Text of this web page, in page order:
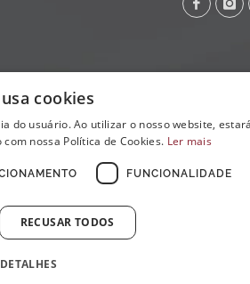
cookies
do usuário. Ao utilizar o nosso website,
nossa Política de Cookies. Ler mais
FUNCIONALIDADE
RECUSAR TODOS